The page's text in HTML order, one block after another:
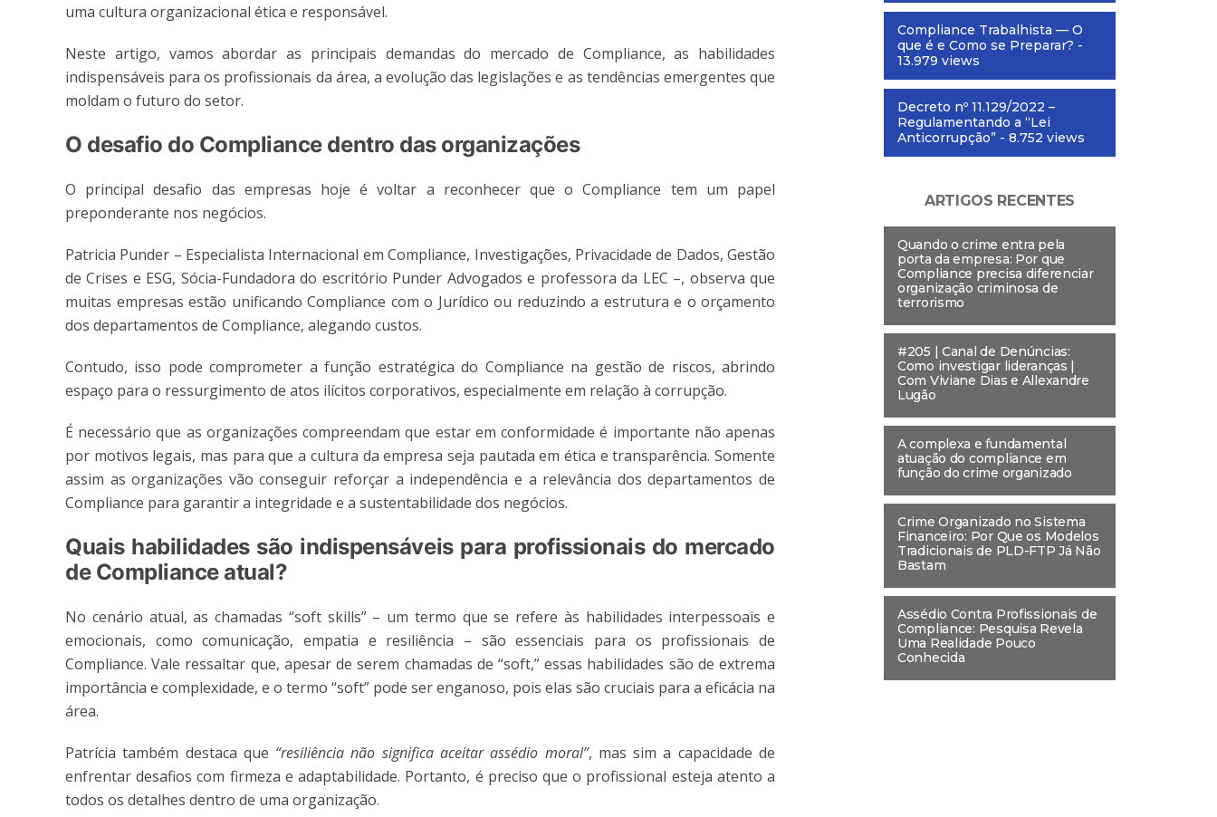
uma cultura organizacional ética e responsável.
Neste artigo, vamos abordar as principais demandas do mercado de Compliance, as habilidades
indispensáveis para os profissionais da área, a evolução das legislações e as tendências emergentes que
moldam o futuro do setor.
O desafio do Compliance dentro das organizações
O principal desafio das empresas hoje é voltar a reconhecer que o Compliance tem um papel
preponderante nos negócios.
Patricia Punder – Especialista Internacional em Compliance, Investigações, Privacidade de Dados, Gestão
de Crises e ESG, Sócia-Fundadora do escritório Punder Advogados e professora da LEC –, observa que
muitas empresas estão unificando Compliance com o Jurídico ou reduzindo a estrutura e o orçamento
dos departamentos de Compliance, alegando custos.
Contudo, isso pode comprometer a função estratégica do Compliance na gestão de riscos, abrindo
espaço para o ressurgimento de atos ilícitos corporativos, especialmente em relação à corrupção.
É necessário que as organizações compreendam que estar em conformidade é importante não apenas
por motivos legais, mas para que a cultura da empresa seja pautada em ética e transparência. Somente
assim as organizações vão conseguir reforçar a independência e a relevância dos departamentos de
Compliance para garantir a integridade e a sustentabilidade dos negócios.
Quais habilidades são indispensáveis para profissionais do mercado
de Compliance atual?
No cenário atual, as chamadas “soft skills” – um termo que se refere às habilidades interpessoais e
emocionais, como comunicação, empatia e resiliência – são essenciais para os profissionais de
Compliance. Vale ressaltar que, apesar de serem chamadas de “soft,” essas habilidades são de extrema
importância e complexidade, e o termo “soft” pode ser enganoso, pois elas são cruciais para a eficácia na
área.
Patrícia também destaca que “resiliência não significa aceitar assédio moral”, mas sim a capacidade de
enfrentar desafios com firmeza e adaptabilidade. Portanto, é preciso que o profissional esteja atento a
todos os detalhes dentro de uma organização.
Compliance Trabalhista — O
que é e Como se Preparar? -
13.979 views
Decreto nº 11.129/2022 –
Regulamentando a “Lei
Anticorrupção” - 8.752 views
ARTIGOS RECENTES
Quando o crime entra pela
porta da empresa: Por que
Compliance precisa diferenciar
organização criminosa de
terrorismo
#205 | Canal de Denúncias:
Como investigar lideranças |
Com Viviane Dias e Allexandre
Lugão
A complexa e fundamental
atuação do compliance em
função do crime organizado
Crime Organizado no Sistema
Financeiro: Por Que os Modelos
Tradicionais de PLD-FTP Já Não
Bastam
Assédio Contra Profissionais de
Compliance: Pesquisa Revela
Uma Realidade Pouco
Conhecida